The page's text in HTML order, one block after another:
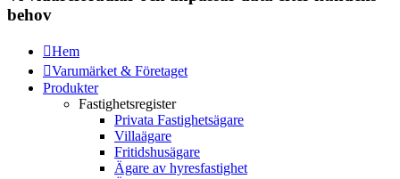
behov
Hem
Varumärket & Företaget
Produkter
Fastighetsregister
Privata Fastighetsägare
Villaägare
Fritidshusägare
Ägare av hyresfastighet